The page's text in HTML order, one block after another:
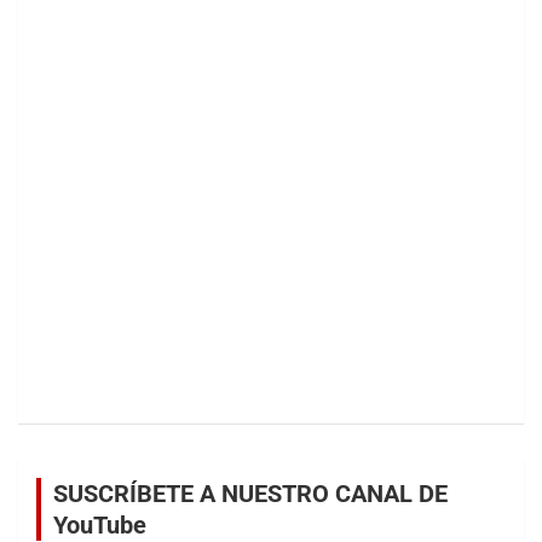
SUSCRÍBETE A NUESTRO CANAL DE
YouTube